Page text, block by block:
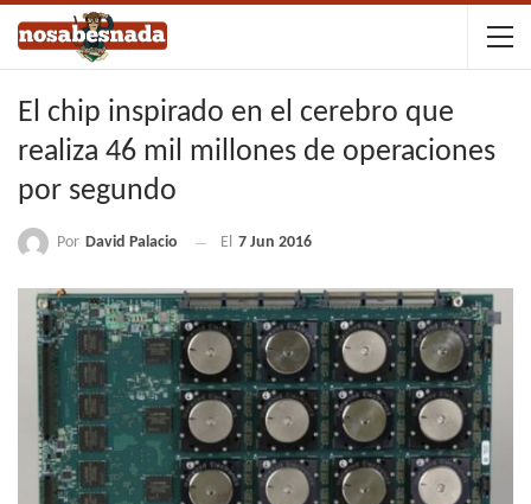
El chip inspirado en el cerebro que
realiza 46 mil millones de operaciones
por segundo
Por David Palacio El 7 Jun 2016